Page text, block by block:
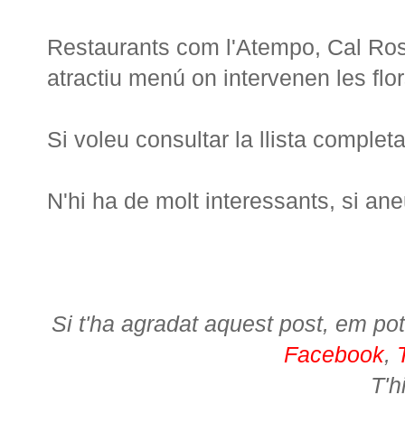
Restaurants com l'Atempo, Cal
atractiu menú on intervenen les
Si voleu consultar la llista
N'hi ha de molt interessants, si
Si t'ha agradat aquest post, em
Facebook,